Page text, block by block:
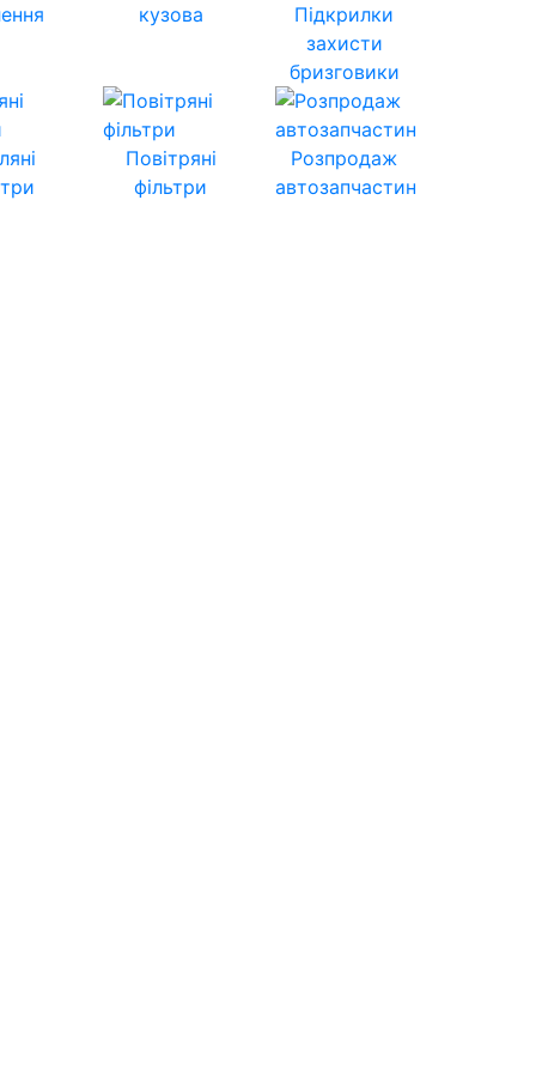
кузова
Підкрилки
захисти
бризговики
Повітряні
фільтри
Розпродаж
автозапчастин